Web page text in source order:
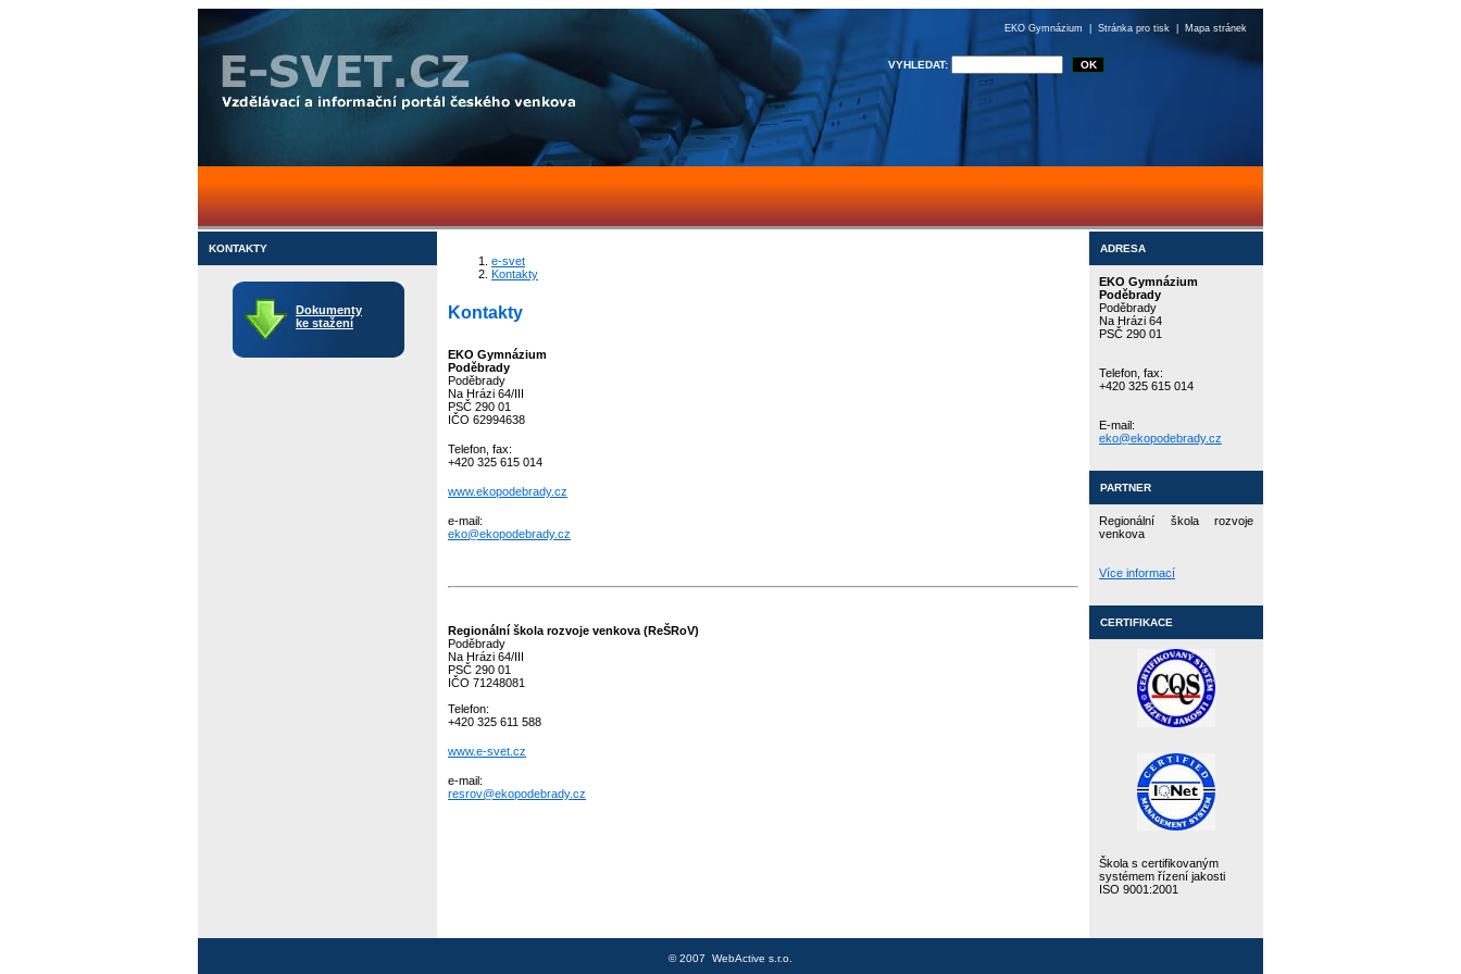
EKO Gymnázium Stránka pro tisk Mapa stránek
VYHLEDAT:
KONTAKTY
Dokumenty
ke stažení
e-svet
Kontakty
Kontakty
EKO Gymnázium
Poděbrady
Poděbrady
Na Hrázi 64/III
PSČ 290 01
IČO 62994638
Telefon, fax:
+420 325 615 014
www.ekopodebrady.cz
e-mail:
eko@ekopodebrady.cz
Regionální škola rozvoje venkova (ReŠRoV)
Poděbrady
Na Hrázi 64/III
PSČ 290 01
IČO 71248081
Telefon:
+420 325 611 588
www.e-svet.cz
e-mail:
resrov@ekopodebrady.cz
ADRESA
EKO Gymnázium
Poděbrady
Poděbrady
Na Hrázi 64
PSČ 290 01
Telefon, fax:
+420 325 615 014
E-mail:
eko@ekopodebrady.cz
PARTNER
Regionální škola rozvoje
venkova
Více informací
CERTIFIKACE
Škola s certifikovaným
systémem řízení jakosti
ISO 9001:2001
© 2007 WebActive s.r.o.